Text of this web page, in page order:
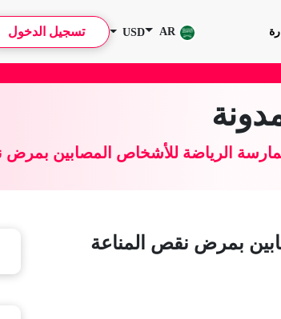
AR
USD تسجيل الدخول
ممارسة الرياضة للأشخاص المصابين
بمرض نقص المناعة